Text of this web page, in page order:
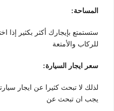
المساحة:
ستستمتع بإيجارك أكثر بكثير إذا
للركاب والأمتعة
سعر ايجار السيارة:
لذلك لا تبحث كثيرا عن ايجار
يجب ان تبحث عن